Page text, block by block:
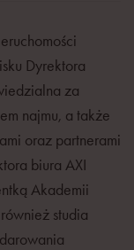
Dyrektora
za
najmu, a także
oraz partnerami
biura AXI
Akademii
studia